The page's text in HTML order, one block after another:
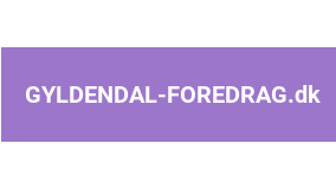
GYLDENDAL-FOREDRAG.dk